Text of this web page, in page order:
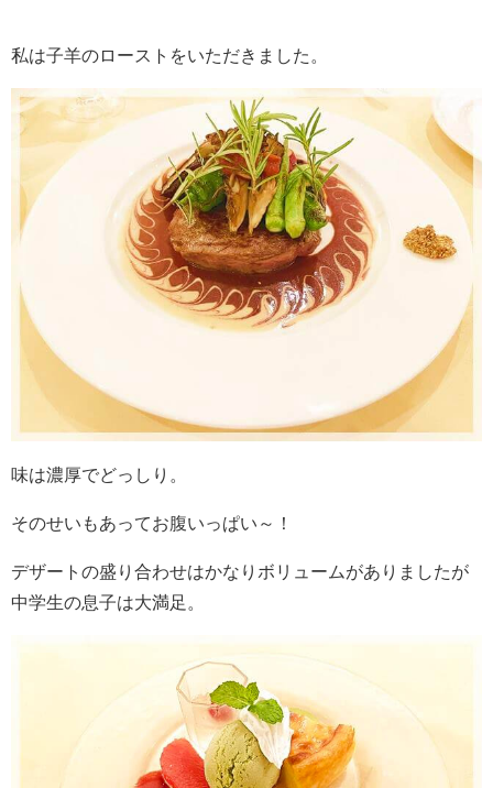
私は子羊のローストをいただきました。
味は濃厚でどっしり。
そのせいもあってお腹いっぱい～！
デザートの盛り合わせはかなりボリュームがありましたが
中学生の息子は大満足。